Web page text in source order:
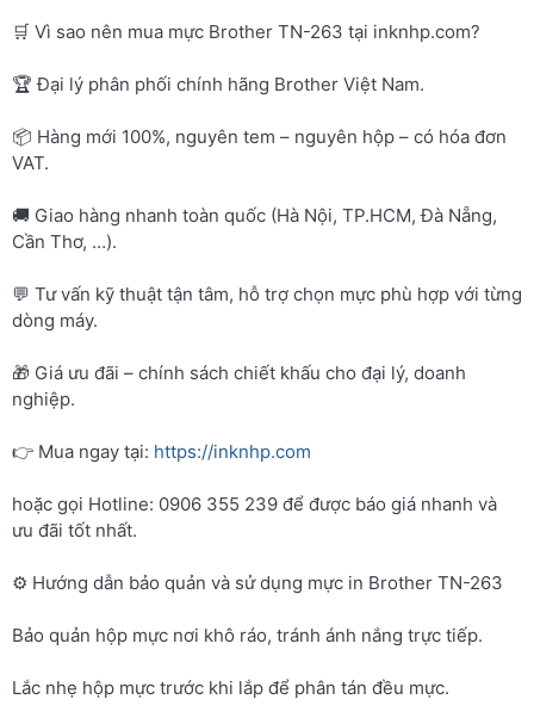
🛒 Vì sao nên mua mực Brother TN-263 tại inknhp.com?
🏆 Đại lý phân phối chính hãng Brother Việt Nam.
📦 Hàng mới 100%, nguyên tem – nguyên hộp – có hóa đơn
VAT.
🚚 Giao hàng nhanh toàn quốc (Hà Nội, TP.HCM, Đà Nẵng,
Cần Thơ, …).
💬 Tư vấn kỹ thuật tận tâm, hỗ trợ chọn mực phù hợp với từng
dòng máy.
🎁 Giá ưu đãi – chính sách chiết khấu cho đại lý, doanh
nghiệp.
👉 Mua ngay tại: https://inknhp.com
hoặc gọi Hotline: 0906 355 239 để được báo giá nhanh và
ưu đãi tốt nhất.
⚙️ Hướng dẫn bảo quản và sử dụng mực in Brother TN-263
Bảo quản hộp mực nơi khô ráo, tránh ánh nắng trực tiếp.
Lắc nhẹ hộp mực trước khi lắp để phân tán đều mực.